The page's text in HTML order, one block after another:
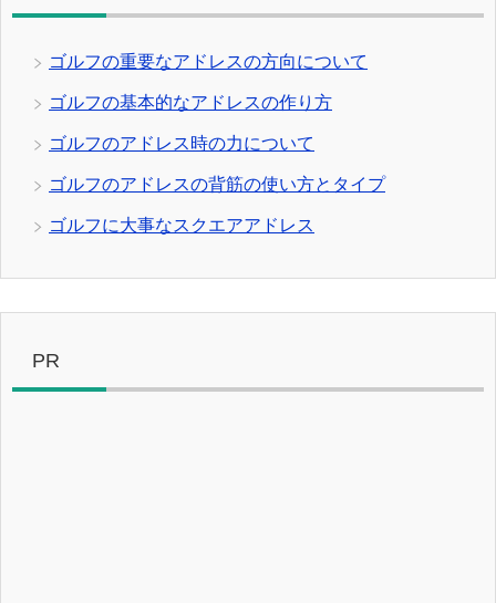
ゴルフの重要なアドレスの方向について
ゴルフの基本的なアドレスの作り方
ゴルフのアドレス時の力について
ゴルフのアドレスの背筋の使い方とタイプ
ゴルフに大事なスクエアアドレス
PR